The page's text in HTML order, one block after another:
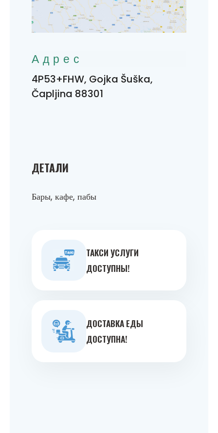
ДЕТАЛИ
Бары, кафе, пабы
ТАКСИ УСЛУГИ
ДОСТУПНЫ!
ДОСТАВКА ЕДЫ
ДОСТУПНА!
Адрес
4P53+FHW, Gojka Šuška,
Čapljina 88301